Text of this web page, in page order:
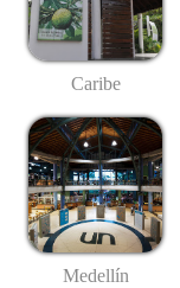
Caribe
Medellín